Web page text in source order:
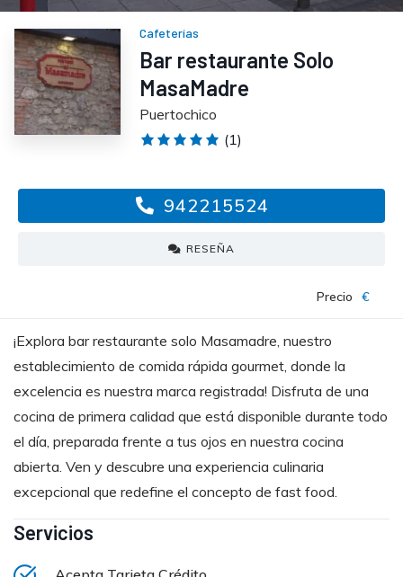
Cafeterías
Bar restaurante Solo
MasaMadre
Puertochico
(1)
942215524
RESEÑA
Precio €
¡Explora bar restaurante solo Masamadre, nuestro
establecimiento de comida rápida gourmet, donde la
excelencia es nuestra marca registrada! Disfruta de una
cocina de primera calidad que está disponible durante todo
el día, preparada frente a tus ojos en nuestra cocina
abierta. Ven y descubre una experiencia culinaria
excepcional que redefine el concepto de fast food.
Servicios